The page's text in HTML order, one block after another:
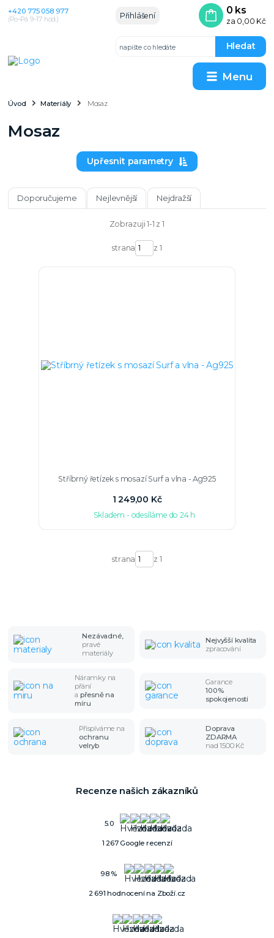
Menu
Přihlášení
Hledat
+420 775 058 977
(Po–Pá 9–17 hod.)
0 ks
za 0,00 Kč
Úvod Materiály Mosaz
Mosaz
Upřesnit parametry
Doporučujeme Nejlevnější Nejdražší
Zobrazuji 1-1 z 1
strana z 1
Stříbrný řetízek s mosazí Surf a vlna - Ag925
1 249,00 Kč
Skladem - odesíláme do 24 h
strana z 1
Nezávadné,
pravé
materiály
Nejvyšší kvalita
zpracování
Náramky na
přání
a přesně na
míru
Garance
100%
spokojenosti
Přispíváme na
ochranu
velryb
Doprava
ZDARMA
nad 1500 Kč
Recenze našich zákazníků
5.0
1 267 Google recenzí
98 %
2 691 hodnocení na Zboží.cz